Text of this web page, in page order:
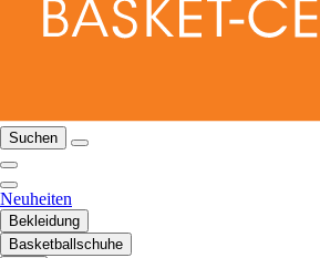
Suchen
Neuheiten
Bekleidung
Basketballschuhe